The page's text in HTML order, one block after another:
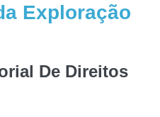
Exploração
De Direitos